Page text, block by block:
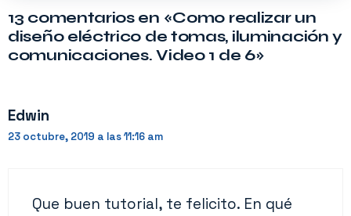
13 comentarios en «Como realizar un
diseño eléctrico de tomas, iluminación y
comunicaciones. Video 1 de 6»
Edwin
23 octubre, 2019 a las 11:16 am
Que buen tutorial, te felicito. En qué